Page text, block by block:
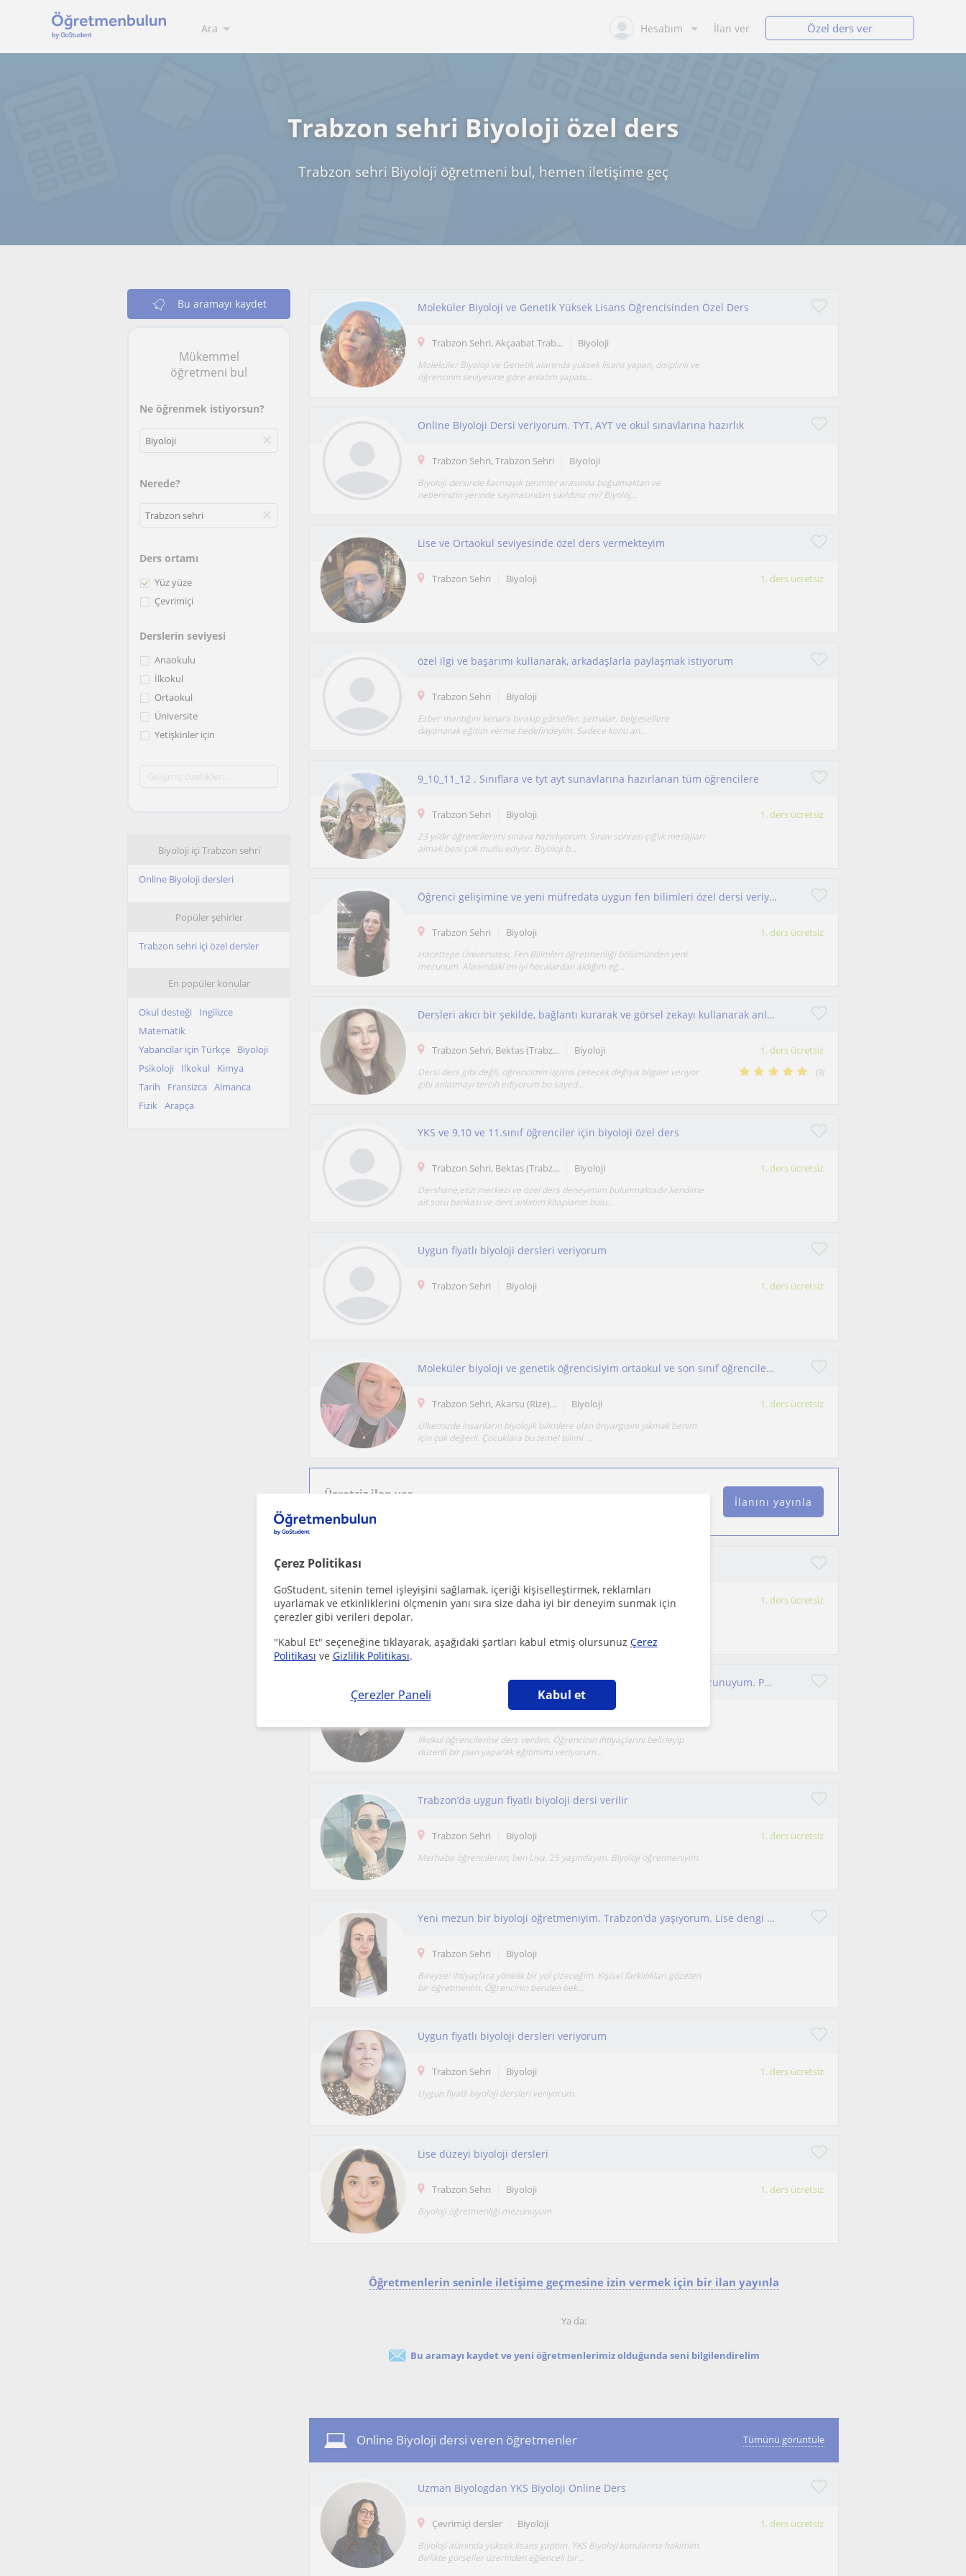
Çerez Politikası
GoStudent, sitenin temel işleyişini sağlamak, içeriği kişiselleştirmek, reklamları
uyarlamak ve etkinliklerini ölçmenin yanı sıra size daha iyi bir deneyim sunmak için
çerezler gibi verileri depolar.
"Kabul Et" seçeneğine tıklayarak, aşağıdaki şartları kabul etmiş olursunuz Çerez
Politikası ve Gizlilik Politikası.
Çerezler Paneli Kabul et
Ara Hesabım İlan ver Özel ders ver
Trabzon sehri Biyoloji özel ders
Trabzon sehri Biyoloji öğretmeni bul, hemen iletişime geç
Bu aramayı kaydet
Mükemmel
öğretmeni bul
Ne öğrenmek istiyorsun?
Nerede?
Ders ortamı
Yüz yüze
Çevrimiçi
Derslerin seviyesi
Anaokulu
İlkokul
Ortaokul
Üniversite
Yetişkinler için
Biyoloji içi Trabzon sehri
Online Biyoloji dersleri
Popüler şehirler
Trabzon sehri içi özel dersler
En popüler konular
Okul desteği
Ingilizce
Matematik
Yabancilar için Türkçe
Biyoloji
Psikoloji
Ilkokul
Kimya
Tarih
Fransizca
Almanca
Fizik Arapça
Moleküler Biyoloji ve Genetik Yüksek Lisans Öğrencisinden Özel Ders
Trabzon Sehri, Akçaabat Trab... Biyoloji
Moleküler Biyoloji ve Genetik alanında yüksek lisans yapan, disiplinli ve
öğrencinin seviyesine göre anlatım yapabi...
Online Biyoloji Dersi veriyorum. TYT, AYT ve okul sınavlarına hazırlık
Trabzon Sehri, Trabzon Sehri Biyoloji
Biyoloji dersinde karmaşık terimler arasında boğulmaktan ve
netlerinizin yerinde saymasından sıkıldınız mı? Biyoloj...
Lise ve Ortaokul seviyesinde özel ders vermekteyim
Trabzon Sehri Biyoloji 1. ders ücretsiz
özel ilgi ve başarımı kullanarak, arkadaşlarla paylaşmak istiyorum
Trabzon Sehri Biyoloji
Ezber mantığını kenara bırakıp görseller, şemalar, belgesellere
dayanarak eğitim verme hedefindeyim. Sadece konu an...
9_10_11_12 . Sınıflara ve tyt ayt sunavlarına hazırlanan tüm öğrencilere
Trabzon Sehri Biyoloji 1. ders ücretsiz
23 yıldır öğrencilerimi sınava hazırlıyorum. Sınav sonrası çığlık mesajları
almak beni çok mutlu ediyor. Biyoloji b...
Öğrenci gelişimine ve yeni müfredata uygun fen bilimleri özel dersi veriyorum
Trabzon Sehri Biyoloji 1. ders ücretsiz
Hacettepe Üniversitesi, Fen Bilimleri öğretmenliği bölümünden yeni
mezunum. Alanındaki en iyi hocalardan aldığım eğ...
Dersleri akıcı bir şekilde, bağlantı kurarak ve görsel zekayı kullanarak anlatıyorum
Trabzon Sehri, Bektas (Trabz... Biyoloji 1. ders ücretsiz
Dersi ders gibi değil, öğrencimin ilgisini çekecek değişik bilgiler veriyor
gibi anlatmayı tercih ediyorum bu sayed...
(3)
YKS ve 9,10 ve 11.sınıf öğrenciler için biyoloji özel ders
Trabzon Sehri, Bektas (Trabz... Biyoloji 1. ders ücretsiz
Dershane,etüt merkezi ve özel ders deneyimim bulunmaktadır.kendime
ait soru bankası ve ders anlatım kitaplarım bulu...
Uygun fiyatlı biyoloji dersleri veriyorum
Trabzon Sehri Biyoloji 1. ders ücretsiz
Moleküler biyoloji ve genetik öğrencisiyim ortaokul ve son sınıf öğrencilerine biyoloji özel ders veriyorum. Biyolojik bilimleri çocuklara sevdirmek ve ezberci yaklaşımdan ziyade görsel ve deneysel materyallerle kalıcı öğrenmeyi sağlamak istiyorum
Trabzon Sehri, Akarsu (Rize)... Biyoloji 1. ders ücretsiz
Ülkemizde insanların biyolojik bilimlere olan önyargısını yıkmak benim
için çok değerli. Çocuklara bu temel bilimi ...
Ücretsiz ilan ver
Ücretsiz bir ilan ver ve öğretmenlerin seninle iletişime geçmesini sağla
İlanını yayınla
Trabzon Sehri Biyoloji 1. ders ücretsiz
Merhaba, ben Zeynep lisans biyokimya ve çocuk gelişimi mezunuyum. Pedagojik formasyon eğitimim var.
İlkokul öğrencilerine ders verdim. Öğrencinin ihtiyaçlarını belirleyip
düzenli bir plan yaparak eğitimimi veriyorum...
Trabzon’da uygun fiyatlı biyoloji dersi verilir
Trabzon Sehri Biyoloji 1. ders ücretsiz
Merhaba öğrencilerim; ben Liva. 25 yaşındayım. Biyoloji öğretmeniyim.
Yeni mezun bir biyoloji öğretmeniyim. Trabzon’da yaşıyorum. Lise dengi öğrencilere ders vermek için sabırsızlanıyorum.
Trabzon Sehri Biyoloji
Bireysel ihtiyaçlara yönelik bir yol çizeceğim. Kişisel farklılıkları gözeten
bir öğretmenim. Öğrencinin benden bek...
Uygun fiyatlı biyoloji dersleri veriyorum
Trabzon Sehri Biyoloji 1. ders ücretsiz
Uygun fiyatlı biyoloji dersleri veriyorum.
Lise düzeyi biyoloji dersleri
Trabzon Sehri Biyoloji 1. ders ücretsiz
Biyoloji öğretmenliği mezunuyum
Öğretmenlerin seninle iletişime geçmesine izin vermek için bir ilan yayınla
Ya da:
Bu aramayı kaydet ve yeni öğretmenlerimiz olduğunda seni bilgilendirelim
Online Biyoloji dersi veren öğretmenler Tümünü görüntüle
Uzman Biyologdan YKS Biyoloji Online Ders
Çevrimiçi dersler Biyoloji 1. ders ücretsiz
Biyoloji alanında yüksek lisans yaptım. YKS Biyoloji konularına hakimim.
Birlikte görseller üzerinden eğlenceli bir...